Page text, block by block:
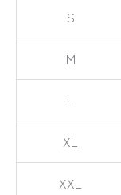
S
M
L
XL
XXL